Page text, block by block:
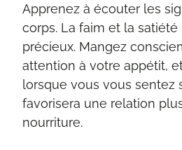
Apprenez à écouter les
corps. La faim et la
précieux. Mangez
attention à votre appétit,
lorsque vous vous sentez
favorisera une relation
nourriture.